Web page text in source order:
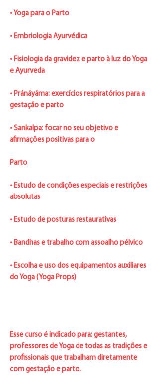
• Yoga para o Parto
• Embriologia Ayurvédica
• Fisiologia da gravidez e parto à luz do Yoga
e Ayurveda
• Pránáyáma: exercícios respiratórios para a
gestação e parto
• Sankalpa: focar no seu objetivo e
afirmações positivas para o
Parto
• Estudo de condições especiais e restrições
absolutas
• Estudo de posturas restaurativas
• Bandhas e trabalho com assoalho pélvico
• Escolha e uso dos equipamentos auxiliares
do Yoga (Yoga Props)
Esse curso é indicado para: gestantes,
professores de Yoga de todas as tradições e
profissionais que trabalham diretamente
com gestação e parto.